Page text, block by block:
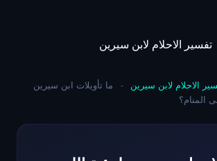
content
تفسير الاحلام لابن سيرين
الاحلام لابن سيرين -
ما تأويلات ابن سيرين
المنام؟